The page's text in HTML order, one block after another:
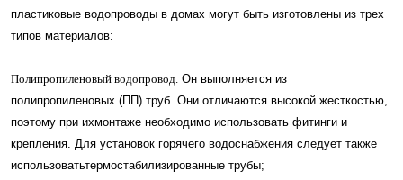
пластиковые водопроводы в домах могут быть изготовлены из трех
типов материалов:
Полипропиленовый водопровод. Он выполняется из
полипропиленовых (ПП) труб. Они отличаются высокой жесткостью,
поэтому при ихмонтаже необходимо использовать фитинги и
крепления. Для установок горячего водоснабжения следует также
использоватьтермостабилизированные трубы;